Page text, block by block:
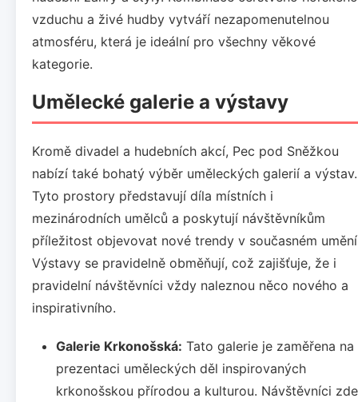
vzduchu a živé hudby vytváří nezapomenutelnou
atmosféru, která je ideální pro všechny věkové
kategorie.
Umělecké galerie a výstavy
Kromě divadel a hudebních akcí, Pec pod Sněžkou
nabízí také bohatý výběr uměleckých galerií a výstav.
Tyto prostory představují díla místních i
mezinárodních umělců a poskytují návštěvníkům
příležitost objevovat nové trendy v současném
Výstavy se pravidelně obměňují, což zajišťuje, že i
pravidelní návštěvníci vždy naleznou něco nového a
inspirativního.
Galerie Krkonošská: Tato galerie je zaměřena na
prezentaci uměleckých děl inspirovaných
krkonošskou přírodou a kulturou. Návštěvníci zde